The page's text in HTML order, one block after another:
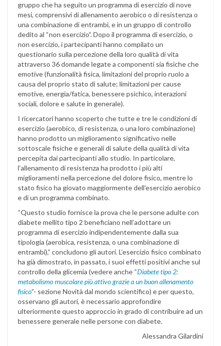
gruppo che ha seguito un programma di esercizio di nove
mesi, comprensivi di allenamento aerobico o di resistenza o
una combinazione di entrambi, e in un gruppo di controllo
dedito al “non esercizio”. Dopo il programma di esercizio, o
non esercizio, i partecipanti hanno compilato un
questionario sulla percezione della loro qualità di vita
attraverso 36 domande legate a componenti sia fisiche che
emotive (funzionalità fisica, limitazioni del proprio ruolo a
causa del proprio stato di salute; limitazioni per cause
emotive, energia/fatica, benessere psichico, interazioni
sociali, dolore e salute in generale).
I ricercatori hanno scoperto che tutte e tre le condizioni di
esercizio (aerobico, di resistenza, o una loro combinazione)
hanno prodotto un miglioramento significativo nelle
sottoscale fisiche e generali di salute della qualità di vita
percepita dai partecipanti allo studio. In particolare,
l’allenamento di resistenza ha prodotto i più alti
miglioramenti nella percezione del dolore fisico, mentre lo
stato fisico ha giovato maggiormente dell’esercizio aerobico
e di un programma combinato.
“Questo studio fornisce la prova che le persone adulte con
diabete mellito tipo 2 beneficiano nell’adottare un
programma di esercizio indipendentemente dalla sua
tipologia (aerobica, resistenza, o una combinazione di
entrambi),” concludono gli autori. L’esercizio fisico combinato
ha già dimostrato, in passato, i suoi effetti positivi anche sul
controllo della glicemia (vedere anche “Diabete tipo 2:
metabolismo muscolare più attivo grazie a un buon allenamento
fisico”- sezione Novità dal mondo scientifico) e per questo,
osservano gli autori, è necessario approfondire
ulteriormente questo approccio in grado di contribuire ad un
benessere generale nelle persone con diabete.
Alessandra Gilardini